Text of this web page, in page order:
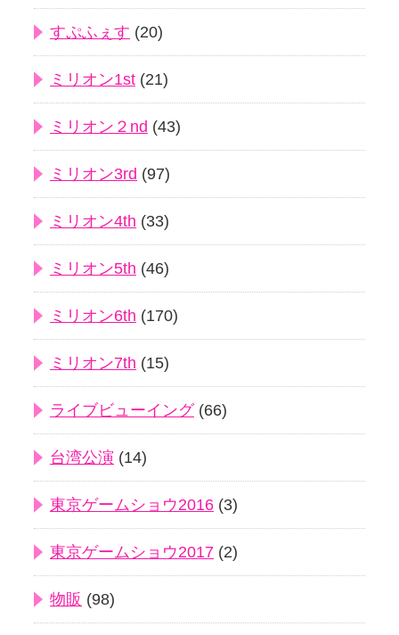
すぷふぇす (20)
ミリオン1st (21)
ミリオン２nd (43)
ミリオン3rd (97)
ミリオン4th (33)
ミリオン5th (46)
ミリオン6th (170)
ミリオン7th (15)
ライブビューイング(66)
台湾公演 (14)
東京ゲームショウ2016 (3)
東京ゲームショウ2017 (2)
物販 (98)